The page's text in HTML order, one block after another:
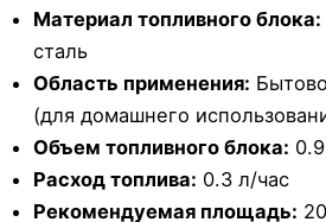
Материал топливного блока:
сталь
Область применения:
(для домашнего
Объем топливного блока:
Расход топлива: 0.3 л/час
Рекомендуемая площадь: